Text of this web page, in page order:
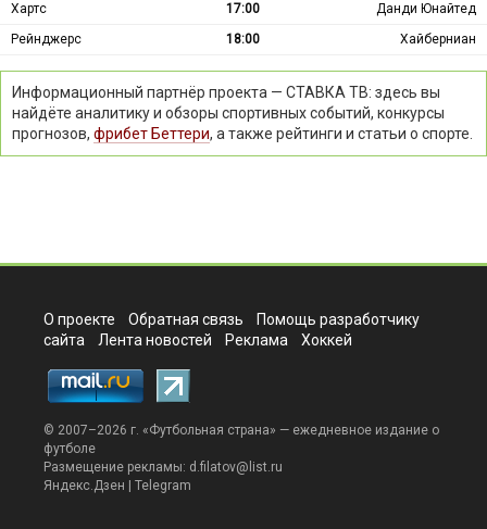
Хартс
17:00
Данди Юнайтед
Рейнджерс
18:00 Хайберниан
Информационный партнёр проекта — СТАВКА ТВ: здесь вы
найдёте аналитику и обзоры спортивных событий, конкурсы
прогнозов, фрибет Беттери, а также рейтинги и статьи о спорте.
О проекте Обратная связь
Помощь разработчику
сайта
Лента новостей Реклама Хоккей
© 2007–2026 г. «Футбольная страна» — ежедневное издание о
футболе
Размещение рекламы: d.filatov@list.ru
Яндекс.Дзен
Telegram